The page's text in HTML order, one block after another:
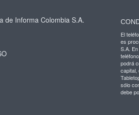
de Informa Colombia S.A.
El
es
S.A.
podrá
capital,
sólo
debe